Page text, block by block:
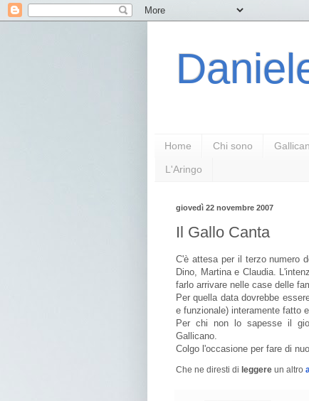
Home Chi sono
L'Aringo
giovedì 22 novembre 2007
Il Gallo Canta
C'è attesa per il terzo numero
Dino, Martina e Claudia.
farlo arrivare nelle case delle
Per quella data dovrebbe
e funzionale) interamente fatto
Per chi non lo sapesse il
Gallicano.
Colgo l'occasione per fare di
Che ne diresti di leggere un altro